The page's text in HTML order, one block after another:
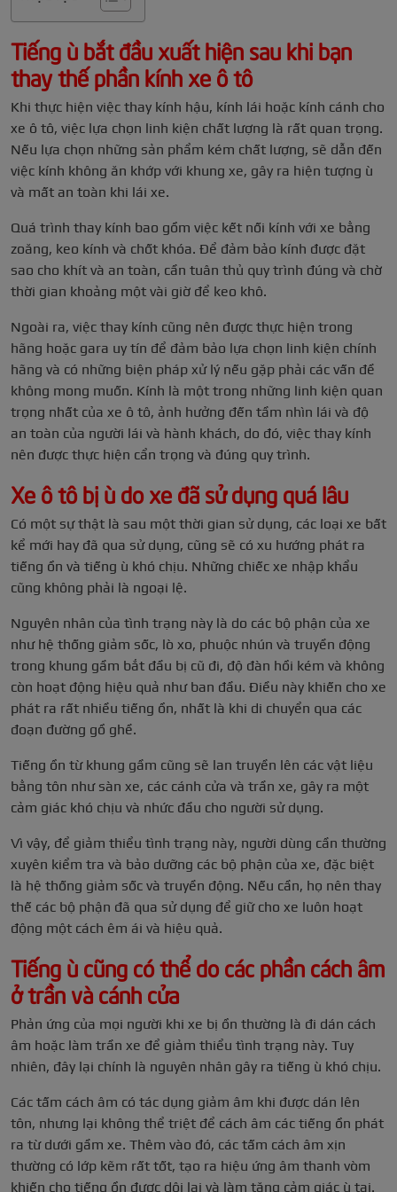
Tiếng ù bắt đầu xuất hiện sau khi bạn
thay thế phần kính xe ô tô
Khi thực hiện việc thay kính hậu, kính lái hoặc kính cánh cho
xe ô tô, việc lựa chọn linh kiện chất lượng là rất quan trọng.
Nếu lựa chọn những sản phẩm kém chất lượng, sẽ dẫn đến
việc kính không ăn khớp với khung xe, gây ra hiện tượng ù
và mất an toàn khi lái xe.
Quá trình thay kính bao gồm việc kết nối kính với xe bằng
zoăng, keo kính và chốt khóa. Để đảm bảo kính được đặt
sao cho khít và an toàn, cần tuân thủ quy trình đúng và chờ
thời gian khoảng một vài giờ để keo khô.
Ngoài ra, việc thay kính cũng nên được thực hiện trong
hãng hoặc gara uy tín để đảm bảo lựa chọn linh kiện chính
hãng và có những biện pháp xử lý nếu gặp phải các vấn đề
không mong muốn. Kính là một trong những linh kiện quan
trọng nhất của xe ô tô, ảnh hưởng đến tầm nhìn lái và độ
an toàn của người lái và hành khách, do đó, việc thay kính
nên được thực hiện cẩn trọng và đúng quy trình.
Xe ô tô bị ù do xe đã sử dụng quá lâu
Có một sự thật là sau một thời gian sử dụng, các loại xe bất
kể mới hay đã qua sử dụng, cũng sẽ có xu hướng phát ra
tiếng ồn và tiếng ù khó chịu. Những chiếc xe nhập khẩu
cũng không phải là ngoại lệ.
Nguyên nhân của tình trạng này là do các bộ phận của xe
như hệ thống giảm sốc, lò xo, phuộc nhún và truyền động
trong khung gầm bắt đầu bị cũ đi, độ đàn hồi kém và không
còn hoạt động hiệu quả như ban đầu. Điều này khiến cho xe
phát ra rất nhiều tiếng ồn, nhất là khi di chuyển qua các
đoạn đường gồ ghề.
Tiếng ồn từ khung gầm cũng sẽ lan truyền lên các vật liệu
bằng tôn như sàn xe, các cánh cửa và trần xe, gây ra một
cảm giác khó chịu và nhức đầu cho người sử dụng.
Vì vậy, để giảm thiểu tình trạng này, người dùng cần thường
xuyên kiểm tra và bảo dưỡng các bộ phận của xe, đặc biệt
là hệ thống giảm sốc và truyền động. Nếu cần, họ nên thay
thế các bộ phận đã qua sử dụng để giữ cho xe luôn hoạt
động một cách êm ái và hiệu quả.
Tiếng ù cũng có thể do các phần cách âm
ở trần và cánh cửa
Phản ứng của mọi người khi xe bị ồn thường là đi dán cách
âm hoặc làm trần xe để giảm thiểu tình trạng này. Tuy
nhiên, đây lại chính là nguyên nhân gây ra tiếng ù khó chịu.
Các tấm cách âm có tác dụng giảm âm khi được dán lên
tôn, nhưng lại không thể triệt để cách âm các tiếng ồn phát
ra từ dưới gầm xe. Thêm vào đó, các tấm cách âm xịn
thường có lớp kẽm rất tốt, tạo ra hiệu ứng âm thanh vòm
khiến cho tiếng ồn được dội lại và làm tăng cảm giác ù tai.